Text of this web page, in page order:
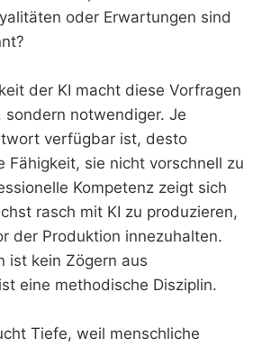
oder Erwartungen sind
der KI macht diese Vorfragen
notwendiger. Je
verfügbar ist, desto
Fähigkeit, sie nicht vorschnell zu
Kompetenz zeigt sich
rasch mit KI zu produzieren,
der Produktion innezuhalten.
ist kein Zögern aus
eine methodische Disziplin.
Tiefe, weil menschliche